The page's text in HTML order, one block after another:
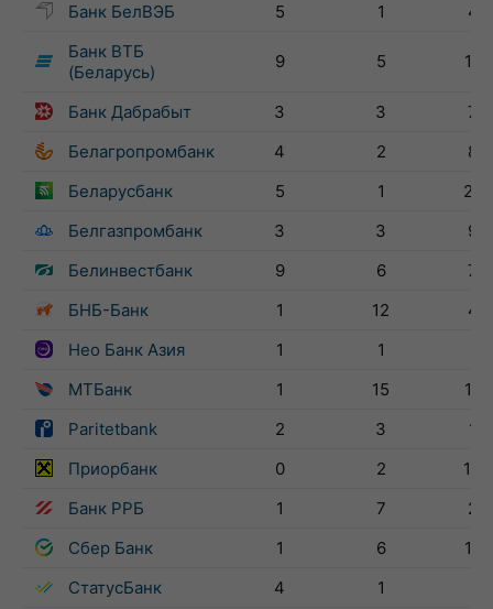
Банк БелВЭБ
5 1
49
Банк ВТБ
(Беларусь)
9 5 166
Банк Дабрабыт 3 3
72
Белагропромбанк
4 2
89
Беларусбанк
5 1
270
Белгазпромбанк
3 3
95
Белинвестбанк
9 6
75
БНБ-Банк
1 12
40
Нео Банк Азия
1 1
МТБанк
1 15
168
Paritetbank
2 3
13
Приорбанк
0 2
104
Банк РРБ
1 7
29
Сбер Банк
1 6
192
СтатусБанк
4 1